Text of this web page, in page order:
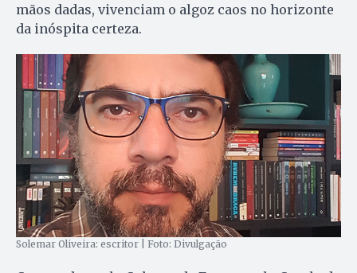
mãos dadas, vivenciam o algoz caos no horizonte
da inóspita certeza.
Solemar Oliveira: escritor | Foto: Divulgação